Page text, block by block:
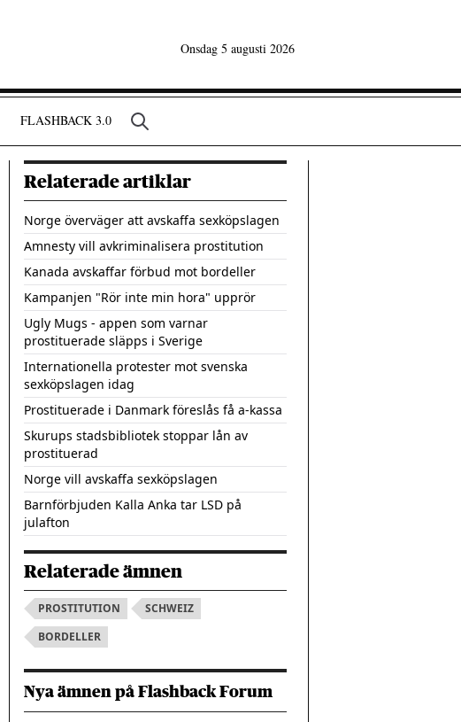
Onsdag 5 augusti 2026
FLASHBACK 3.0
Relaterade artiklar
Norge överväger att avskaffa sexköpslagen
Amnesty vill avkriminalisera prostitution
Kanada avskaffar förbud mot bordeller
Kampanjen "Rör inte min hora" upprör
Ugly Mugs - appen som varnar
prostituerade släpps i Sverige
Internationella protester mot svenska
sexköpslagen idag
Prostituerade i Danmark föreslås få a-kassa
Skurups stadsbibliotek stoppar lån av
prostituerad
Norge vill avskaffa sexköpslagen
Barnförbjuden Kalla Anka tar LSD på
julafton
Relaterade ämnen
PROSTITUTION
SCHWEIZ
BORDELLER
Nya ämnen på Flashback Forum